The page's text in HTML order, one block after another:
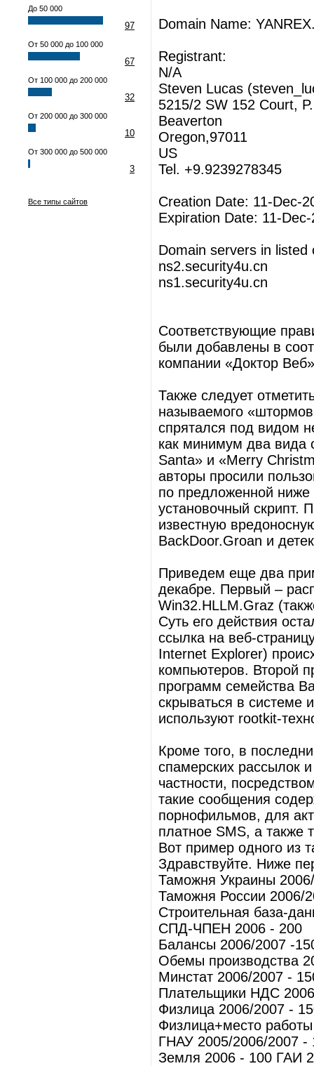
До 50 000
97
От 50 000 до 100 000
67
От 100 000 до 200 000
32
От 200 000 до 300 000
10
От 300 000 до 500 000
3
Все типы сайтов
Domain Name:
Registrant:
N/A
Steven Lucas
5215/2 SW 152 Court,
Beaverton
Oregon,97011
US
Tel. +9.9239278345
Creation Date: 11-Dec-
Expiration Date: 11-
Domain servers in listed
ns2.security4u.cn
ns1.security4u.cn
Cоответствующие
были добавлены в
компании «Доктор
Также следует
называемого
спрятался под видом
как минимум два вида
Santa» и «Merry
авторы просили
по предложенной
установочный скрипт.
известную
BackDoor.Groan и
Приведем еще два
декабре. Первый –
Win32.HLLM.Graz
Суть его действия
ссылка на веб-
Internet Explorer)
компьютеров. Второй
программ семейства
скрываться в системе
используют rootkit-
Кроме того, в
спамерских рассылок
частности,
такие сообщения
порнофильмов, для
платное SMS, а также
Вот пример одного из
Здравствуйте. Ниже
Таможня Украины
Таможня России 2006/
Строительная база-
СПД-ЧПЕН 2006 - 200
Балансы 2006/2007 -
Обемы производства
Минстат 2006/2007 -
Плательщики НДС
Физлица 2006/2007 -
Физлица+место
ГНАУ 2005/2006/2007 -
Земля 2006 - 100 ГАИ